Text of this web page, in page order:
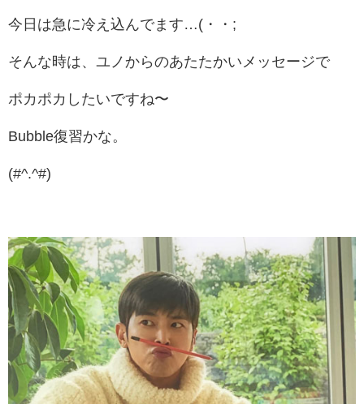
今日は急に冷え込んでます…(・・;
そんな時は、ユノからのあたたかいメッセージで
ポカポカしたいですね〜
Bubble復習かな。
(#^.^#)